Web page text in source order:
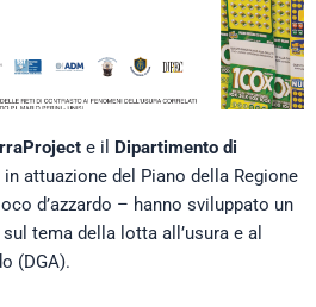
e il Dipartimento di
in attuazione del Piano della Regione
d’azzardo – hanno sviluppato un
tema della lotta all’usura e al
(DGA).